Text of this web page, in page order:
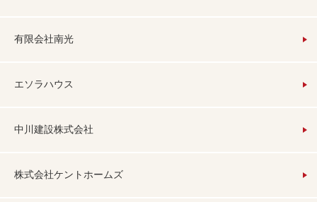
有限会社南光
エソラハウス
中川建設株式会社
株式会社ケントホームズ